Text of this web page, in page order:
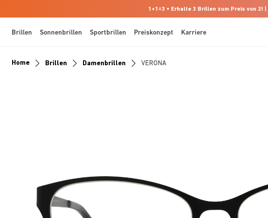
1+1=3 • Erhalte 3 Brillen zum Preis von 2! |
Brillen Sonnenbrillen Sportbrillen Preiskonzept Karriere
Home Brillen Damenbrillen VERONA